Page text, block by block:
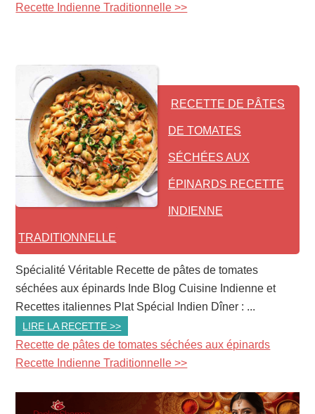
Recette Indienne Traditionnelle >>
RECETTE DE PÂTES
DE TOMATES
SÉCHÉES AUX
ÉPINARDS RECETTE
INDIENNE
TRADITIONNELLE
Spécialité Véritable Recette de pâtes de tomates
séchées aux épinards Inde Blog Cuisine Indienne et
Recettes italiennes Plat Spécial Indien Dîner : ...
LIRE LA RECETTE >>
Recette de pâtes de tomates séchées aux épinards
Recette Indienne Traditionnelle >>